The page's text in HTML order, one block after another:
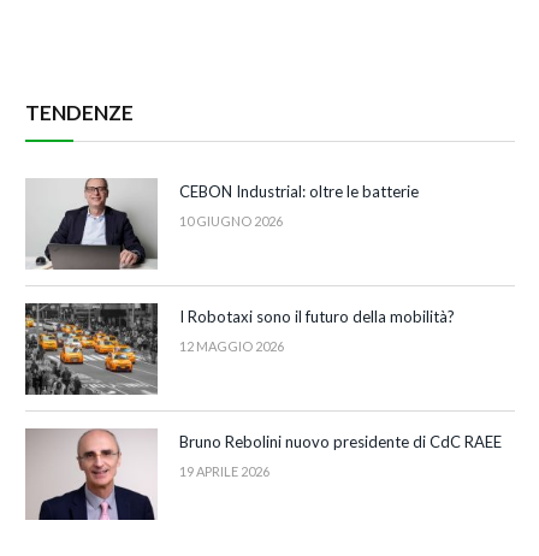
TENDENZE
CEBON Industrial: oltre le batterie
10 GIUGNO 2026
I Robotaxi sono il futuro della mobilità?
12 MAGGIO 2026
Bruno Rebolini nuovo presidente di CdC RAEE
19 APRILE 2026